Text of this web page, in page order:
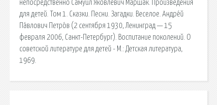
непосредственно Самуил Яковлевич Маршак. Произведения
для детей. Том 1. Сказки. Песни. Загадки. Веселое. Андре́й
Па́влович Петро́в (2 сентября 1930, Ленинград — 15
февраля 2006, Санкт-Петербург). Воспитание поколений. О
советской литературе для детей - М.: Детская литература,
1969.